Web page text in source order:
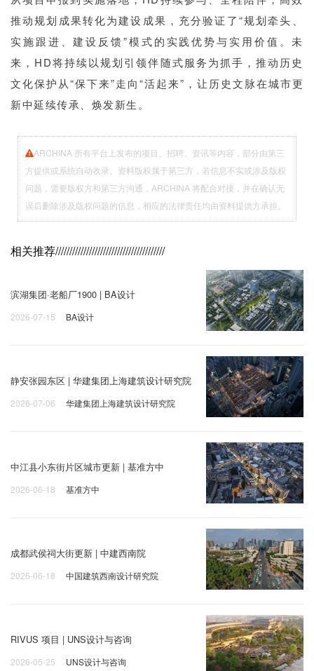
推动规划成果转化为建设成果，充分验证了“规划牵头、
实施跟进、建设反馈”模式的实践优势与实用价值。未
来，HD将持续以规划引领伴随式服务为抓手，推动历史
文化保护从“保下来”走向“活起来”，让历史文脉在城市更
新中延续传承、焕发新生。
ARCHINA 所有平台上发布的项目、招聘、资讯等内容，部分由第三
方提供或系统自动收录。资料版权属于第三方，若信息不实或涉及版权
问题，需要版权方和第三方沟通，ARCHINA 将配合对接，并在确认无
误后删除涉及版权问题的信息，相应的法律责任均由资料提供方承担。
相关推荐///////////////////////////////////////
滨湖集团·老船厂1900 | BA设计
2026-07-15 BA设计
静安张园东区 | 华建集团上海建筑设计研究院
2026-07-06 华建集团上海建筑设计研究院
中江县小东街片区城市更新 | 基准方中
2026-06-18 基准方中
成都武侯祠大街更新 | 中建西南院
2026-06-18 中国建筑西南设计研究院
RIVUS 项目 | UNS设计与咨询
2026-05-25 UNS设计与咨询